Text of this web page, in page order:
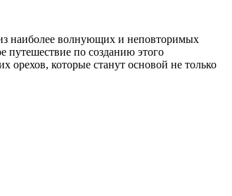
наиболее волнующих и неповторимых
путешествие по созданию этого
орехов, которые станут основой не только